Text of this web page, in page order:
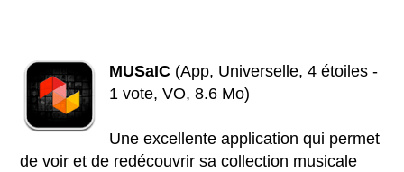
MUSaIC (App, Universelle, 4 étoiles -
1 vote, VO, 8.6 Mo)
Une excellente application qui permet
de voir et de redécouvrir sa collection musicale